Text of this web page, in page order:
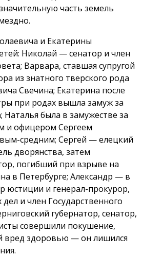
часть земель
и Екатерины
Николай — сенатор и член
Варвара, ставшая супругой
из знатного тверского рода
Свечина; Екатерина после
при родах вышла замуж за
Наталья была в замужестве за
и офицером Сергеем
средним; Сергей — елецкий
дворянства, затем
погибший при взрыве на
в Петербурге; Александр — в
юстиции и генерал-прокурор,
и член Государственного
губернатор, сенатор,
совершили покушение,
вред здоровью — он лишился